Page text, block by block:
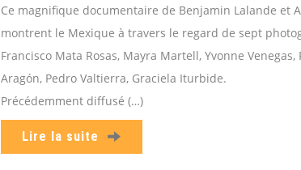
Ce magnifique documentaire de Benjamin Lalande et
montrent le Mexique à travers le regard de sept
Francisco Mata Rosas, Mayra Martell, Yvonne Venegas,
Aragón, Pedro Valtierra, Graciela Iturbide.
Précédemment diffusé (…)
Lire la suite